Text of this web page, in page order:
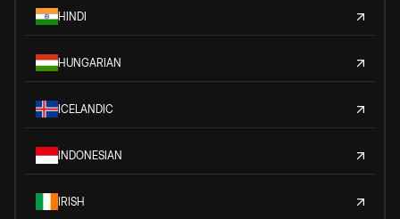
HINDI
HUNGARIAN
ICELANDIC
INDONESIAN
IRISH